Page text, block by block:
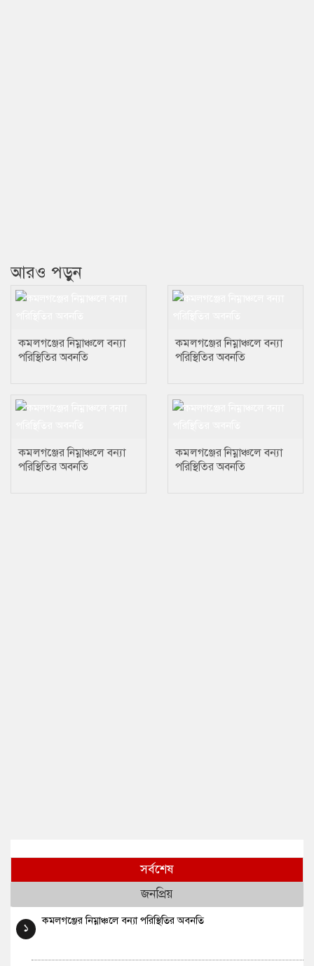
আরও পড়ুন
কমলগঞ্জের নিম্নাঞ্চলে বন্যা
পরিস্থিতির অবনতি
কমলগঞ্জের নিম্নাঞ্চলে বন্যা
পরিস্থিতির অবনতি
কমলগঞ্জের নিম্নাঞ্চলে বন্যা
পরিস্থিতির অবনতি
কমলগঞ্জের নিম্নাঞ্চলে বন্যা
পরিস্থিতির অবনতি
সর্বশেষ
জনপ্রিয়
১
কমলগঞ্জের নিম্নাঞ্চলে বন্যা পরিস্থিতির অবনতি